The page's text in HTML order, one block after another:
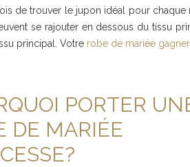
de trouver le jupon idéal pour
se rajouter en dessous du tissu
principal. Votre robe de mariée
PORTER
DE MARIÉE